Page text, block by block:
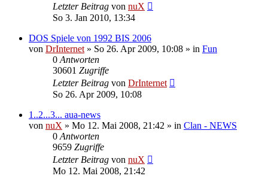
Letzter Beitrag von nuX
So 3. Jan 2010, 13:34
DOS Spiele von 1992 BIS 2006
von DrInternet » So 26. Apr 2009, 10:08 » in Fun
0 Antworten
30601 Zugriffe
Letzter Beitrag von DrInternet
So 26. Apr 2009, 10:08
1..2...3... aua-news
von nuX » Mo 12. Mai 2008, 21:42 » in Clan - NEWS
0 Antworten
9659 Zugriffe
Letzter Beitrag von nuX
Mo 12. Mai 2008, 21:42